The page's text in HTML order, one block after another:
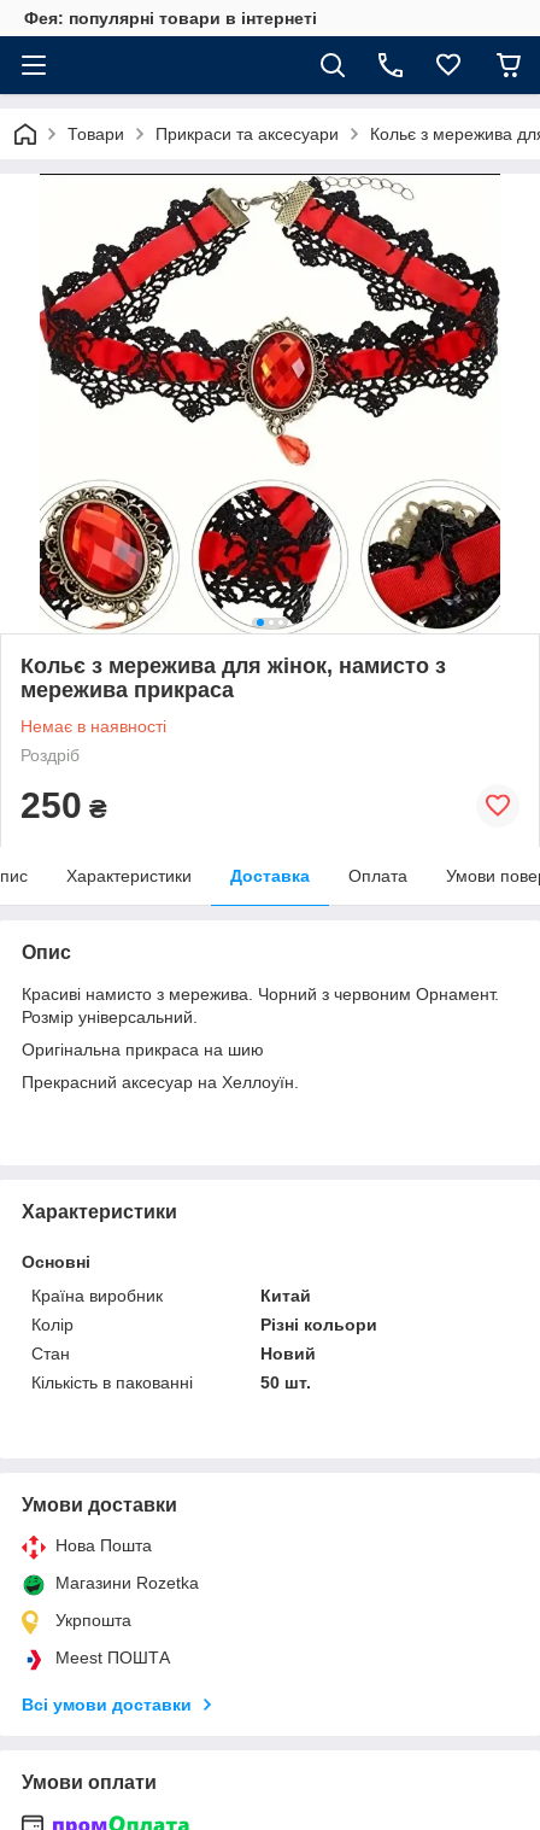
Фея: популярні товари в інтернеті
Товари Прикраси та аксесуари Кольє з мережива
Кольє з мережива для жінок, намисто з
мережива прикраса
Немає в наявності
Роздріб
250 ₴
Характеристики Доставка Оплата Умови
Опис
Красиві намисто з мережива. Чорний з червоним Орнамент.
Розмір універсальний.
Оригінальна прикраса на шию
Прекрасний аксесуар на Хеллоуїн.
Характеристики
Основні
Країна виробник
Китай
Колір
Різні кольори
Стан
Новий
Кількість в пакованні
50 шт.
Умови доставки
Нова Пошта
Магазини Rozetka
Укрпошта
Meest ПОШТА
Всі умови доставки
Умови оплати